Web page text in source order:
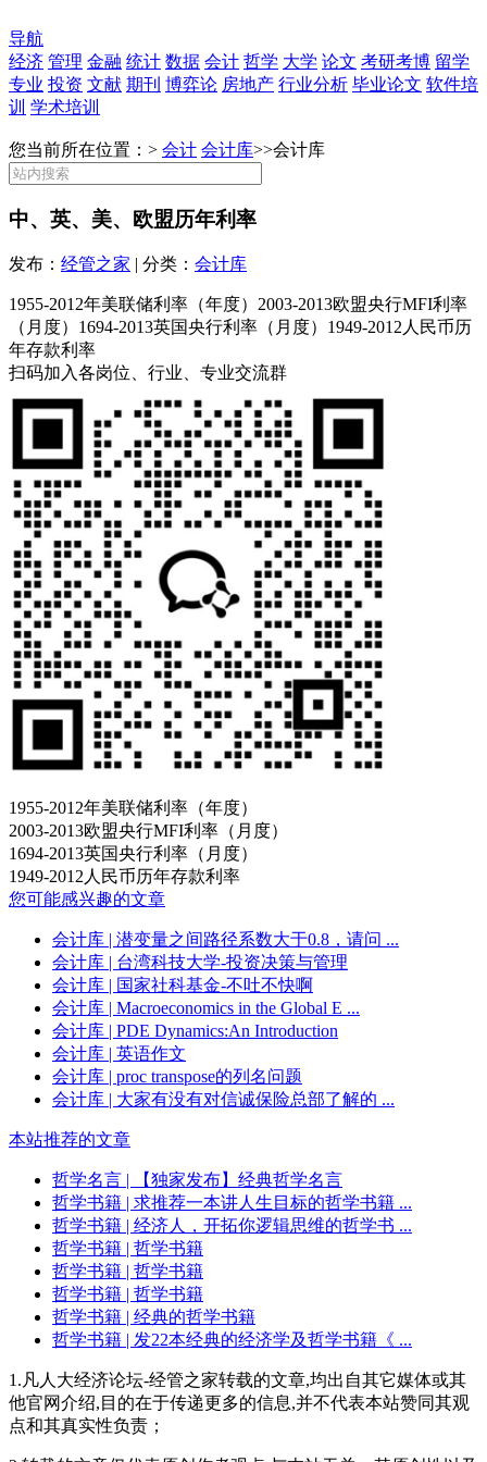
导航
经济 管理 金融 统计 数据 会计 哲学 大学 论文 考研考博 留学
专业 投资 文献 期刊 博弈论 房地产 行业分析 毕业论文 软件培
训 学术培训
您当前所在位置：> 会计 会计库>>会计库
中、英、美、欧盟历年利率
发布： 经管之家 | 分类： 会计库
1955-2012年美联储利率（年度）2003-2013欧盟央行MFI利率
（月度）1694-2013英国央行利率（月度）1949-2012人民币历
年存款利率
扫码加入各岗位、行业、专业交流群
1955-2012年美联储利率（年度）
2003-2013欧盟央行MFI利率（月度）
1694-2013英国央行利率（月度）
1949-2012人民币历年存款利率
您可能感兴趣的文章
会计库 | 潜变量之间路径系数大于0.8，请问 ...
会计库 | 台湾科技大学-投资决策与管理
会计库 | 国家社科基金-不吐不快啊
会计库 | Macroeconomics in the Global E ...
会计库 | PDE Dynamics:An Introduction
会计库 | 英语作文
会计库 | proc transpose的列名问题
会计库 | 大家有没有对信诚保险总部了解的 ...
本站推荐的文章
哲学名言 | 【独家发布】经典哲学名言
哲学书籍 | 求推荐一本讲人生目标的哲学书籍 ...
哲学书籍 | 经济人，开拓你逻辑思维的哲学书 ...
哲学书籍 | 哲学书籍
哲学书籍 | 哲学书籍
哲学书籍 | 哲学书籍
哲学书籍 | 经典的哲学书籍
哲学书籍 | 发22本经典的经济学及哲学书籍《 ...
1.凡人大经济论坛-经管之家转载的文章,均出自其它媒体或其
他官网介绍,目的在于传递更多的信息,并不代表本站赞同其观
点和其真实性负责；